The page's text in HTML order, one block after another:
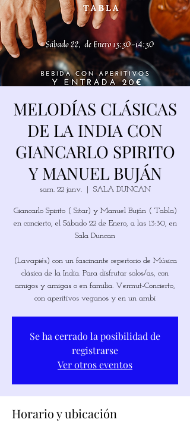
MELODÍAS CLÁSICAS
DE LA INDIA CON
GIANCARLO SPIRITO
Y MANUEL BUJÁN
sam. 22 janv.
  |
SALA DUNCAN
Giancarlo Spirito ( Sitar) y Manuel Buján ( Tabla)
en concierto, el Sábado 22 de Enero, a las 13:30, en
Sala Duncan
(Lavapiés) con un fascinante repertorio de Música
clásica de la India. Para disfrutar solos/as, con
amigos y amigas o en familia. Vermut-Concierto,
con aperitivos veganos y en un ambi
Se ha cerrado la posibilidad de
registrarse
Ver otros eventos
Horario y ubicación